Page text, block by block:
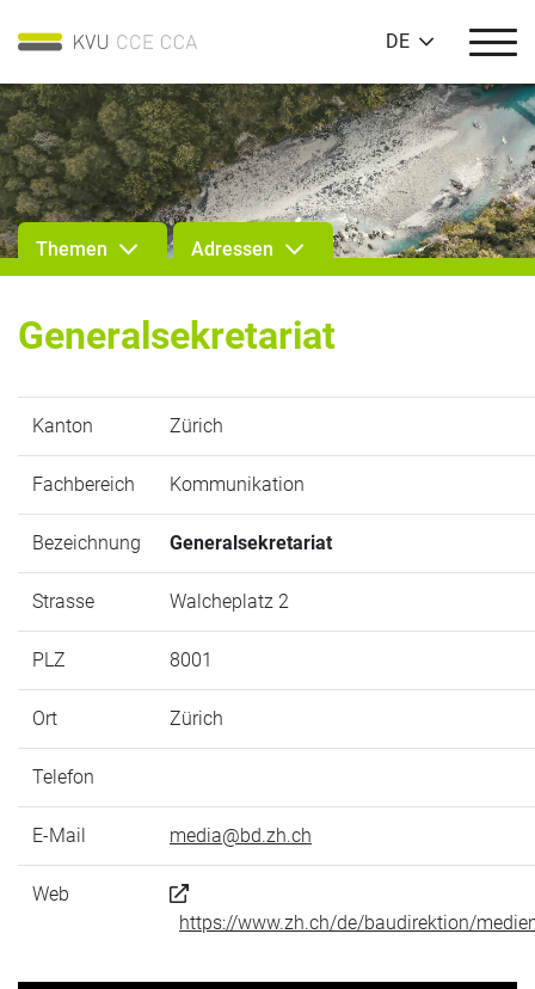
DE
Themen Adressen
Generalsekretariat
Kanton Zürich
Fachbereich Kommunikation
Bezeichnung Generalsekretariat
Strasse Walcheplatz 2
PLZ 8001
Ort Zürich
Telefon
E-Mail media@bd.zh.ch
Web
https://www.zh.ch/de/baudirektion/